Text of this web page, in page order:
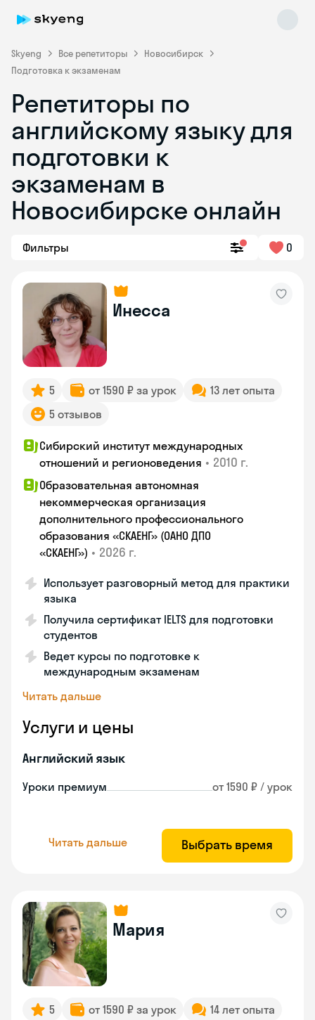
Skyeng Все репетиторы
Новосибирск
Подготовка к экзаменам
Репетиторы по
английскому языку для
подготовки к
экзаменам в
Новосибирске онлайн
Фильтры 0
Инесса
5 от 1590 ₽ за урок
13 лет опыта
5 отзывов
Сибирский институт международных
отношений и регионоведения • 2010 г.
Образовательная автономная
некоммерческая организация
дополнительного профессионального
образования «СКАЕНГ» (ОАНО ДПО
«СКАЕНГ») • 2026 г.
Использует разговорный метод для практики
языка
Получила сертификат IELTS для подготовки
студентов
Ведет курсы по подготовке к
международным экзаменам
Читать дальше
Услуги и цены
Английский язык
Уроки премиум от 1590 ₽ / урок
Читать дальше Выбрать время
Мария
5 от 1590 ₽ за урок
14 лет опыта
Skyeng Chat